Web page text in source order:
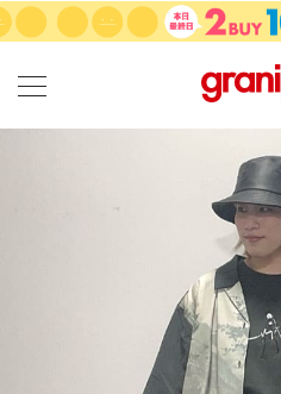
カテゴリーから探す
KIDS
カテゴリ
サイズ